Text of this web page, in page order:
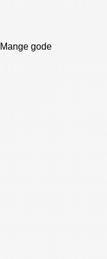
gode